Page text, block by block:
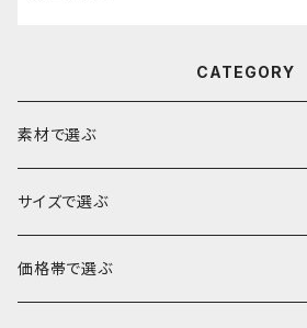
CATEGORY
素材で選ぶ
ブビンガ
ウォールナット
サイズで選ぶ
～140cm
価格帯で選ぶ